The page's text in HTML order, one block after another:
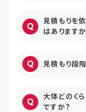
見積もりを
はありますか
見積もり段
大体どのく
ですか？